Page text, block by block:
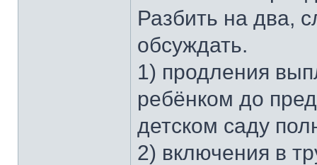
Разбить на два,
обсуждать.
1) продления
ребёнком до
детском саду
2) включения в